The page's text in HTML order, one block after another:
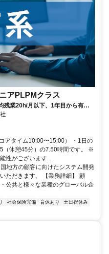
アPLPMクラス
残業20h/月以下、1年目から有給
禁止。
アタイム10:00〜15:00） ・1日の
（休憩45分）の7.50時間です。 ※
性がございます...
地方の顧客に向けたシステム開発
ただきます。 【業務詳細】 顧
公共と様々な業種のグローバル企
社会保険完備 育休あり
土日祝休み